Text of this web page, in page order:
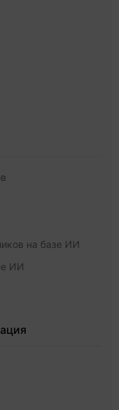
на базе ИИ
ИИ